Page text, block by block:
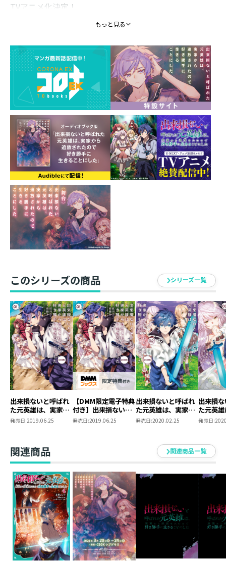
TVアニメ化決定！
シリーズ累計75万部突破！（電子書籍含む）
既刊重版続々! 元英雄の望まぬヒロイック・サーガ、コ
ミカライズ第4巻!
原作・紅月シン先生による書き下ろしSS & 描き下ろし特
別漫画をW収録!
【あらすじ】
「知ってるとおりだよ。自分が呼んだんじゃないか、
『出来損ない』ってね」
王都で勃発した反乱は、民衆を扇動することで国家転覆
を目論むヴェストフェルト公爵家による陰謀だっ
た……！！
悪魔と手を組み凶行に及んだ元実家に対し、アレンは己
の責務を果たすべく、反乱の首謀者となった弟・ブレッ
トの前に立ちはだかる！
一方、騎士団長エドワードと共闘し、ヴェストフェルト
よって齎された強大な力の前に劣勢を強いられることに
なり……。
陰謀の裏に秘められた、悲しき家族の過去。
運命に絶望し、憎悪に囚われた男の復讐。
狂乱渦巻く王都で繰り広げられる戦いの果てに待つ結末
とはーー？
今世こそのんびりしたい元英雄の、望まぬヒロイック・
もっと見る
このシリーズの商品 シリーズ一覧
出来損ないと呼ばれ
た元英雄は、実家か
ら追放されたので好
発売日:2019.06.25
【DMM限定電子特典
付き】出来損ないと
呼ばれた元英雄は、
発売日:2019.06.25
出来損ないと呼ばれ
た元英雄は、実家か
ら追放されたので好
発売日:2020.02.25
出来損
た元英
ら追放
巻
発売日:
関連商品 関連商品一覧